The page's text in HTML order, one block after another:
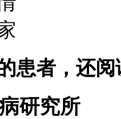
患者，还
研究所